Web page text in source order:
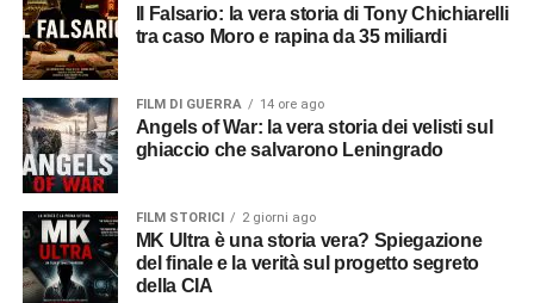
tra caso Moro e rapina da 35 miliardi
FILM DI GUERRA 14 ore ago
Angels of War: la vera storia dei velisti sul
ghiaccio che salvarono Leningrado
FILM STORICI 2 giorni ago
MK Ultra è una storia vera? Spiegazione
del finale e la verità sul progetto segreto
della CIA